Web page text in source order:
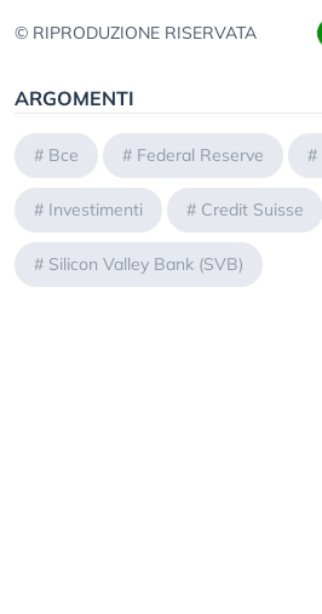
© RIPRODUZIONE RISERVATA
ARGOMENTI
# Bce # Federal Reserve #
# Investimenti # Credit Suisse
# Silicon Valley Bank (SVB)